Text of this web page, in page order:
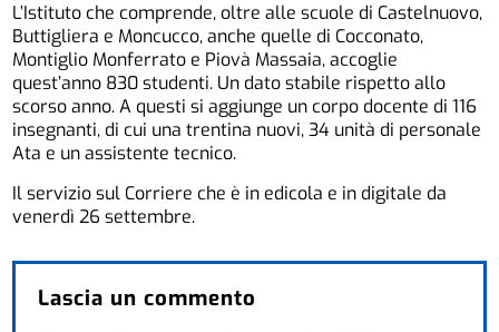
L’Istituto che comprende, oltre alle scuole di Castelnuovo,
Buttigliera e Moncucco, anche quelle di Cocconato,
Montiglio Monferrato e Piovà Massaia, accoglie
quest’anno 830 studenti. Un dato stabile rispetto allo
scorso anno. A questi si aggiunge un corpo docente di 116
insegnanti, di cui una trentina nuovi, 34 unità di personale
Ata e un assistente tecnico.
Il servizio sul Corriere che è in edicola e in digitale da
venerdì 26 settembre.
Lascia un commento